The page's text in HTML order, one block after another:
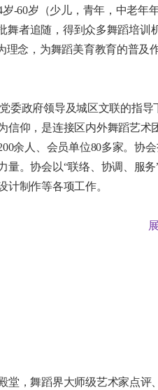
-60岁（少儿，青年，中老
舞者追随，得到众多舞蹈培
理念，为舞蹈美育教育的普
政府领导及城区文联的指
信仰，是连接区内外舞蹈艺
余人、会员单位80多家。协
量。协会以“联络、协调、服
计制作等各项工作。
，舞蹈界大师级艺术家点评